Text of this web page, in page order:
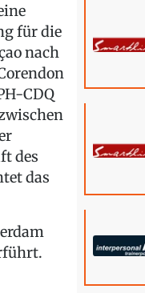
für die
nach
CDQ
des
das